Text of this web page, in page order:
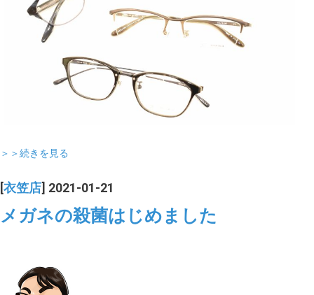
＞＞続きを見る
衣笠店 ] 2021-01-21
メガネの殺菌はじめました